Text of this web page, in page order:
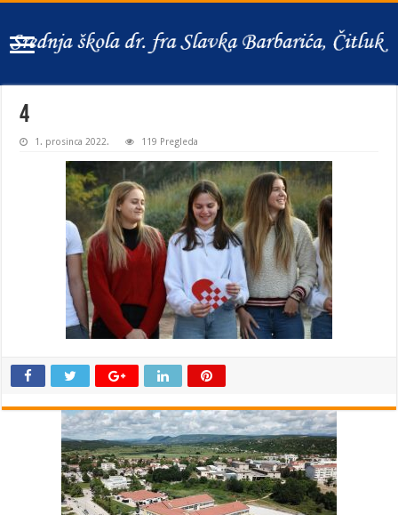
4
1. prosinca 2022. 119 Pregleda